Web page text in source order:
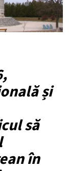
și
să
în